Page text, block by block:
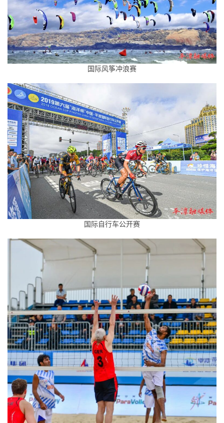
国际风筝冲浪赛
国际自行车公开赛